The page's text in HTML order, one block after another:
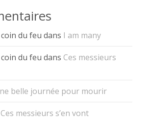
du feu dans I am many
du feu dans Ces messieurs
belle journée pour mourir
Ces messieurs s’en vont